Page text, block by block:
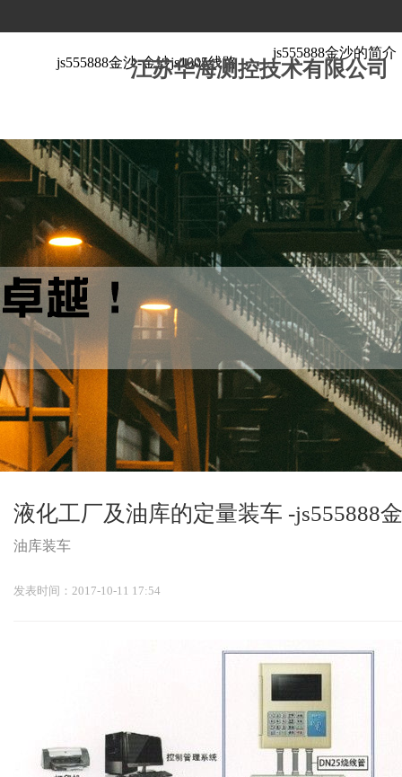
江苏华海测控技术有限公司
js555888金沙-金沙js1005线路
js555888金沙的简介
液化工厂及油库的定量装车 -js555888
油库装车
发表时间：2017-10-11 17:54